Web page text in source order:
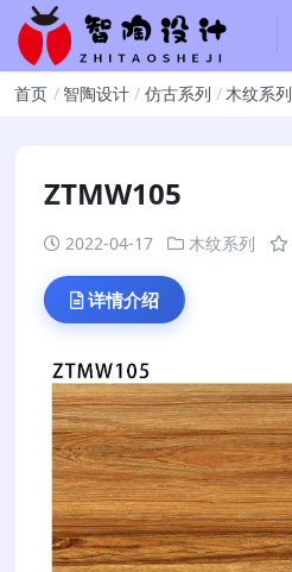
首页 智陶设计 仿古系列 木纹系列
ZTMW105
2022-04-17 木纹系列
详情介绍